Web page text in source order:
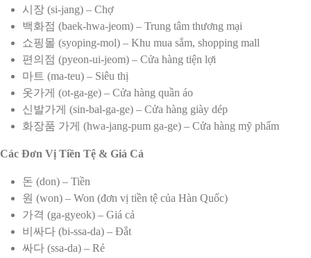
시장 (si-jang) – Chợ
백화점 (baek-hwa-jeom) – Trung tâm thương mại
쇼핑몰 (syoping-mol) – Khu mua sắm, shopping mall
편의점 (pyeon-ui-jeom) – Cửa hàng tiện lợi
마트 (ma-teu) – Siêu thị
옷가게 (ot-ga-ge) – Cửa hàng quần áo
신발가게 (sin-bal-ga-ge) – Cửa hàng giày dép
화장품 가게 (hwa-jang-pum ga-ge) – Cửa hàng mỹ phẩm
Các Đơn Vị Tiền Tệ & Giá Cả
돈 (don) – Tiền
원 (won) – Won (đơn vị tiền tệ của Hàn Quốc)
가격 (ga-gyeok) – Giá cả
비싸다 (bi-ssa-da) – Đắt
싸다 (ssa-da) – Rẻ